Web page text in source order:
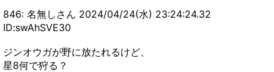
846: 名無しさん 2024/04/24(水) 23:24:24.32
ID:swAhSVE30
ジンオウガが野に放たれるけど、
星8何で狩る？